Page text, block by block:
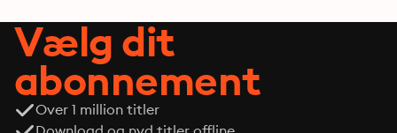
Vælg dit
abonnement
Over 1 million titler